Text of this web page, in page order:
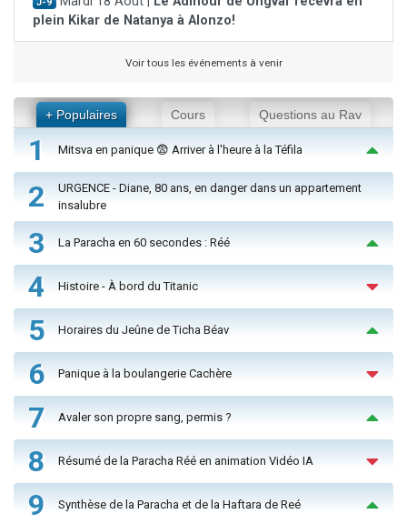
plein Kikar de Natanya à Alonzo!
Voir tous les événements à venir
+ Populaires Cours Questions au Rav
1 Mitsva en panique 😨 Arriver à l'heure à la Téfila
2
URGENCE - Diane, 80 ans, en danger dans un appartement
insalubre
3 La Paracha en 60 secondes : Réé
4 Histoire - À bord du Titanic
5 Horaires du Jeûne de Ticha Béav
6 Panique à la boulangerie Cachère
7 Avaler son propre sang, permis ?
8 Résumé de la Paracha Réé en animation Vidéo IA
9 Synthèse de la Paracha et de la Haftara de Reé